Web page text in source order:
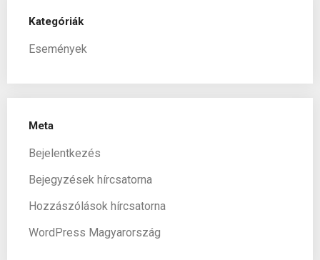
Kategóriák
Események
Meta
Bejelentkezés
Bejegyzések hírcsatorna
Hozzászólások hírcsatorna
WordPress Magyarország